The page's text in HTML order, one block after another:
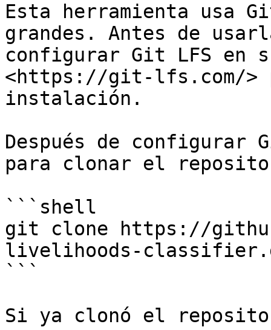
Esta herramienta usa
grandes. Antes de
configurar Git LFS en
<https://git-lfs.com/>
instalación.
Después de configurar
para clonar el
```shell
git clone https://
livelihoods-
```
Si ya clonó el